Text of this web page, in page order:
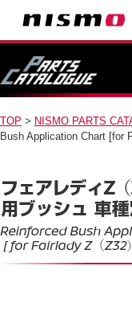
TOP > NISMO PARTS
Bush Application Chart [for